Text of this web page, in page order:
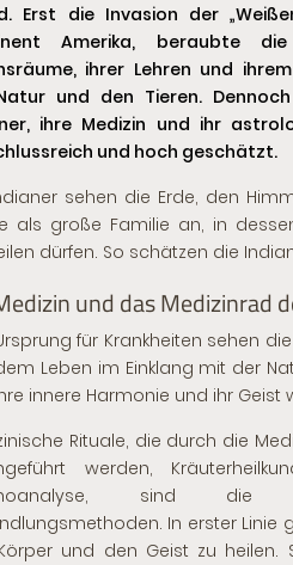
Erst die Invasion der
Amerika, beraubte
ihrer Lehren und
und den Tieren.
ihre Medizin und ihr
und hoch geschätzt.
sehen die Erde, den
als große Familie an, in
dürfen. So schätzen die
und das Medizinrad
für Krankheiten sehen
Leben im Einklang mit der
innere Harmonie und ihr Geist
Rituale, die durch die
werden,
sind die
In erster Linie
und den Geist zu heilen.